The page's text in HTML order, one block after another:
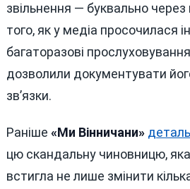
звільнення — буквально через
того, як у медіа просочилася
багаторазові прослуховування
дозволили документувати
зв’язки.
Раніше «Ми Вінничани»
цю скандальну чиновницю,
встигла не лише змінити